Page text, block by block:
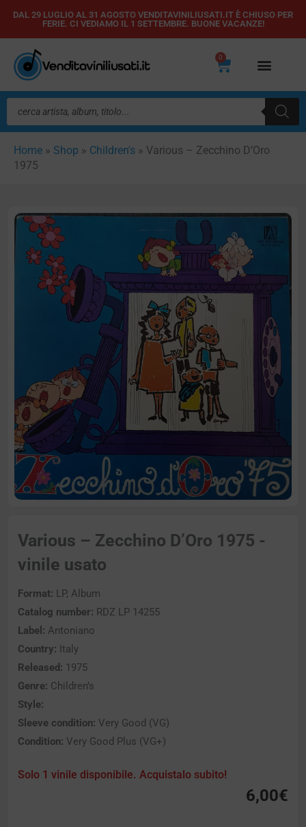
Vai
contenuto
DAL 29 LUGLIO AL 31 AGOSTO VENDITAVINILIUSATI.IT È CHIUSO PER
FERIE. CI VEDIAMO IL 1 SETTEMBRE. BUONE VACANZE!
0
Carrello
Ricerca
prodotti
Home » Shop » Children's » Various – Zecchino D’Oro
1975
Various – Zecchino D’Oro 1975 -
vinile usato
Format: LP, Album
Catalog number: RDZ LP 14255
Label: Antoniano
Country: Italy
Released: 1975
Genre: Children’s
Style:
Sleeve condition: Very Good (VG)
Condition: Very Good Plus (VG+)
Solo 1 vinile disponibile. Acquistalo subito!
6,00€